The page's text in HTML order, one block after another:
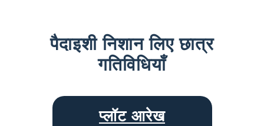
पैदाइशी निशान लिए छात्र
गतिविधियाँ
प्लॉट आरेख